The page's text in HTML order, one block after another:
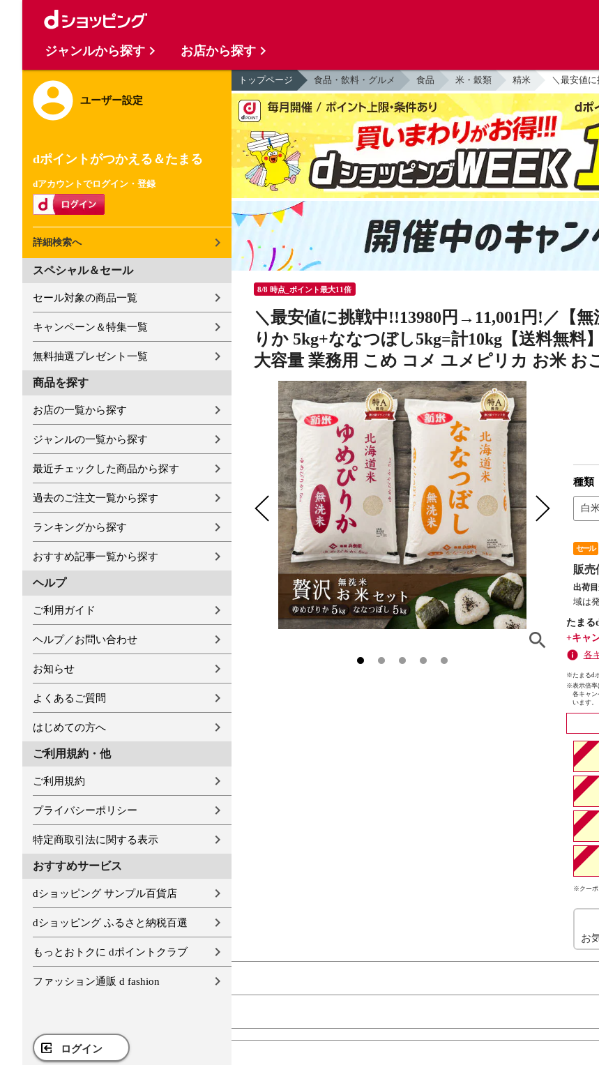
ユーザー設定
dポイントがつかえる＆たまる
dアカウントでログイン・登録
詳細検索へ
スペシャル＆セール
セール対象の商品一覧
キャンペーン＆特集一覧
無料抽選プレゼント一覧
商品を探す
お店の一覧から探す
ジャンルの一覧から探す
最近チェックした商品から探す
過去のご注文一覧から探す
ランキングから探す
おすすめ記事一覧から探す
ヘルプ
ご利用ガイド
ヘルプ／お問い合わせ
お知らせ
よくあるご質問
はじめての方へ
ご利用規約・他
ご利用規約
プライバシーポリシー
特定商取引法に関する表示
おすすめサービス
dショッピング サンプル百貨店
dショッピング ふるさと納税百選
もっとおトクに dポイントクラブ
ファッション通販 d fashion
ログイン
トップページ 食品・飲料・グルメ 食品 米・穀類 精米 ＼最安値
8/8 時点_ポイント最大11倍
＼最安値に挑戦中!!13980円→11,001円!／【
りか 5kg+ななつぼし5kg=計10kg【送料無
大容量 業務用 こめ コメ ユメピリカ お米 お
種類
白
セール
販売
出荷目
域は
たまる
+キャ
各
※たまるd
※表示倍率
各キャン
います。
※クーポ
お
ジャンルから探す お店から探す